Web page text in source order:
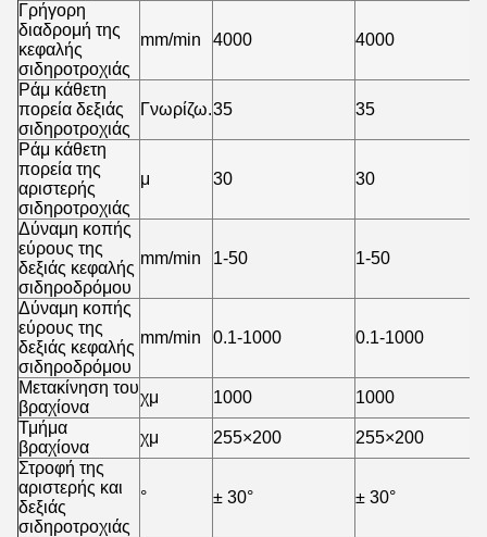
Γρήγορη
διαδρομή της
κεφαλής
σιδηροτροχιάς
mm/min 4000 4000
Ράμ κάθετη
πορεία δεξιάς
σιδηροτροχιάς
Γνωρίζω.35 35
Ράμ κάθετη
πορεία της
αριστερής
σιδηροτροχιάς
μ 30 30
Δύναμη κοπής
εύρους της
δεξιάς κεφαλής
σιδηροδρόμου
mm/min 1-50 1-50
Δύναμη κοπής
εύρους της
δεξιάς κεφαλής
σιδηροδρόμου
mm/min 0.1-1000 0.1-1000
Μετακίνηση του
βραχίονα
χμ 1000
1000
Τμήμα
βραχίονα
χμ 255×200
255×200
Στροφή της
αριστερής και
δεξιάς
σιδηροτροχιάς
° ± 30° ± 30°